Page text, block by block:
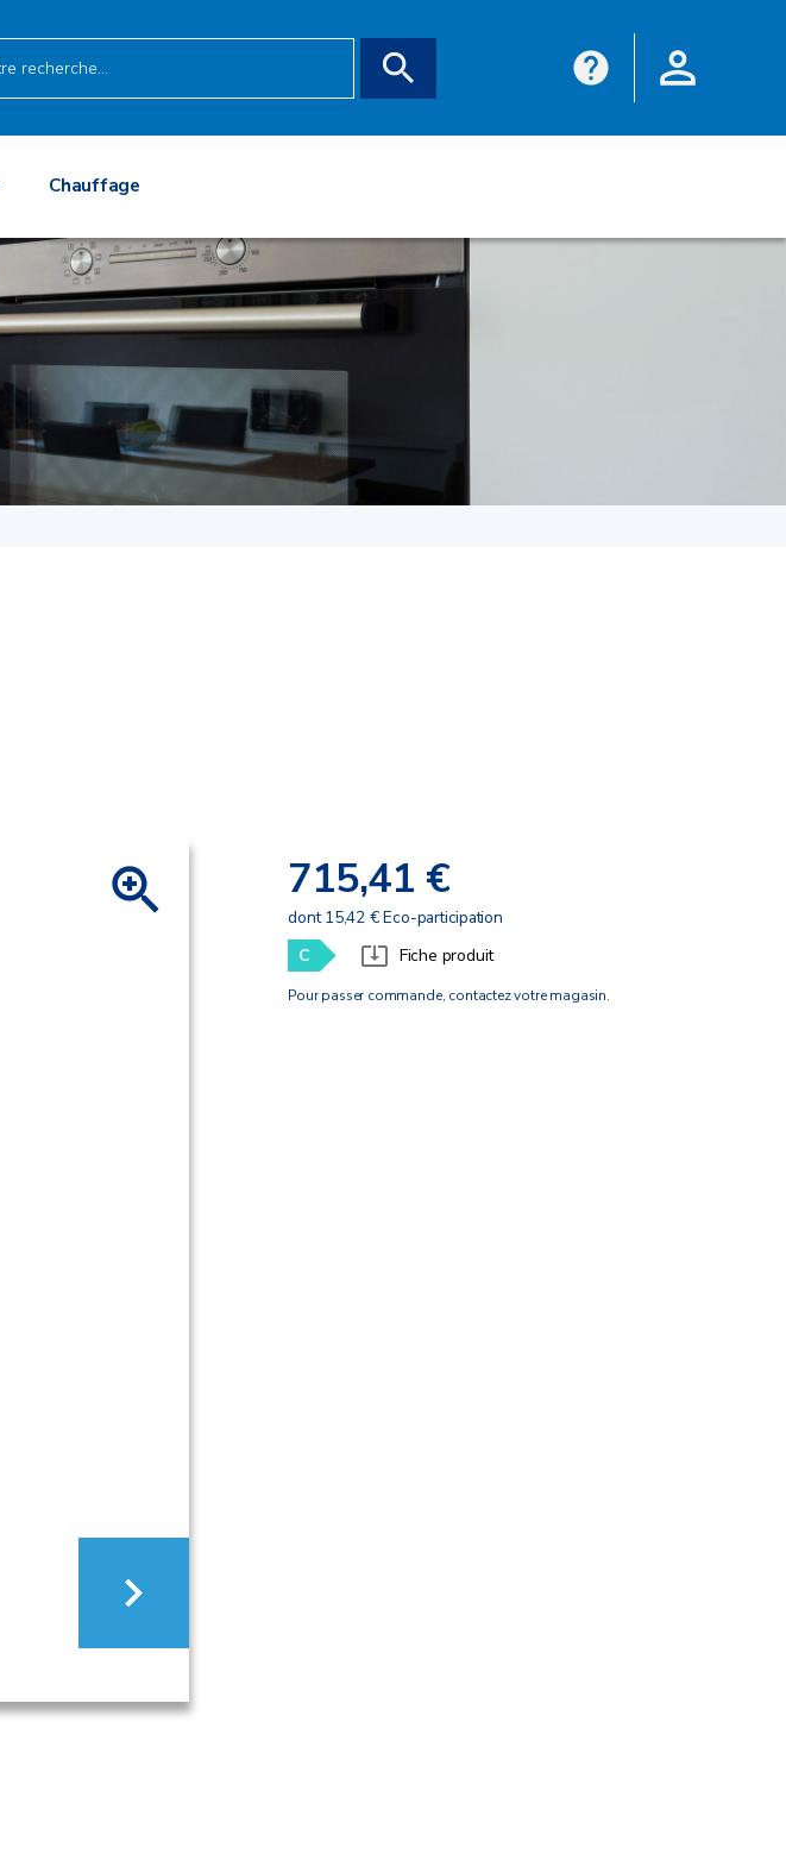
Chauffage
715,41 €
dont 15,42 € Eco-participation
C
Fiche produit
Pour passer commande, contactez votre magasin.